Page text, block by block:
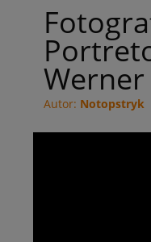
Werner
Autor: Notopstryk